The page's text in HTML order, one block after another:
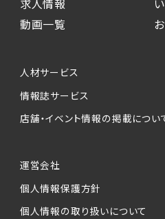
した際の内容確認、返答
本サービスが収集する個
ービスの実施にあたりそ
を入力いただかない場合
個人情報の第三者への
当社は、以下の提供先に
します。
求人情報
動画一覧
人材サービス
情報誌サービス
店舗・イベント情報の掲載につい
運営会社
個人情報保護方針
個人情報の取り扱いについて